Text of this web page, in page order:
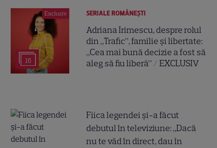
Exclusiv
16
SERIALE ROMÂNEŞTI
Adriana Irimescu, despre rolul
din „Trafic”, familie și libertate:
„Cea mai bună decizie a fost să
aleg să fiu liberă” / EXCLUSIV
Fiica legendei și-a făcut
debutul în televiziune: „Dacă
nu te văd în direct, dau în